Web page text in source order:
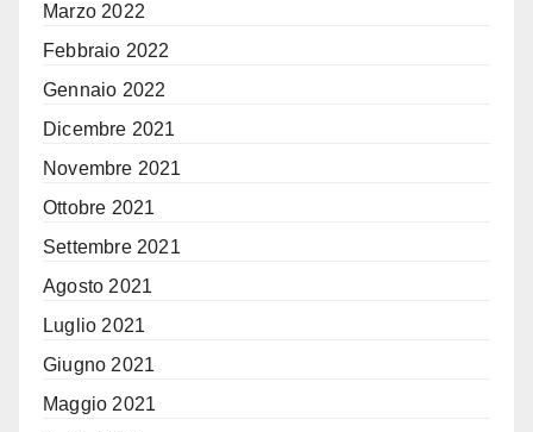
Marzo 2022
Febbraio 2022
Gennaio 2022
Dicembre 2021
Novembre 2021
Ottobre 2021
Settembre 2021
Agosto 2021
Luglio 2021
Giugno 2021
Maggio 2021